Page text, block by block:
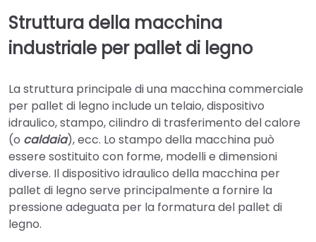
Struttura della macchina
industriale per pallet di legno
La struttura principale di una macchina commerciale
per pallet di legno include un telaio, dispositivo
idraulico, stampo, cilindro di trasferimento del calore
(o caldaia), ecc. Lo stampo della macchina può
essere sostituito con forme, modelli e dimensioni
diverse. Il dispositivo idraulico della macchina per
pallet di legno serve principalmente a fornire la
pressione adeguata per la formatura del pallet di
legno.